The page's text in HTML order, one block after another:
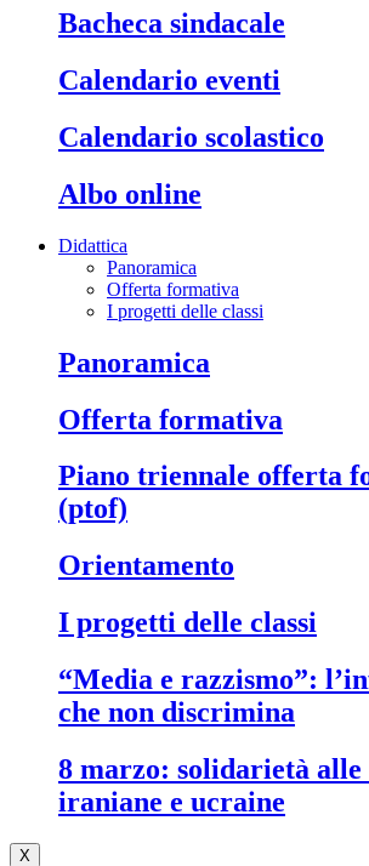
bacheca sindacale
calendario eventi
calendario scolastico
albo online
Didattica
Panoramica
Offerta formativa
I progetti delle classi
panoramica
offerta formativa
piano triennale offerta formativa
(ptof)
orientamento
i progetti delle classi
“media e razzismo”: l’informazione
che non discrimina
8 marzo: solidarietà alle donne
iraniane e ucraine
X